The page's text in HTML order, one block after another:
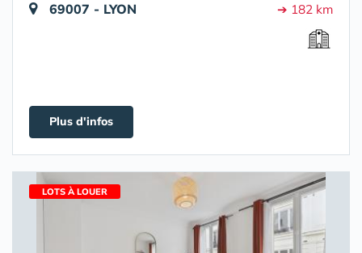
69007 - LYON ➔ 182 km
Plus d'infos
LOTS À LOUER